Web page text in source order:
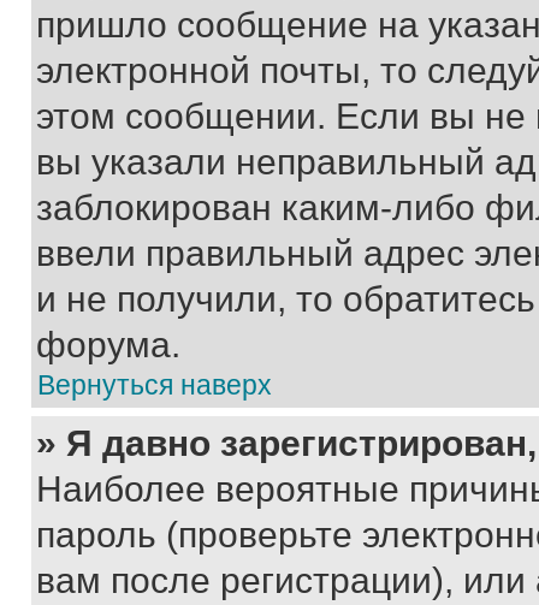
пришло сообщение на
электронной почты, то
этом сообщении. Если вы
вы указали неправильный
заблокирован каким-либо
ввели правильный адрес
и не получили, то
форума.
Вернуться наверх
» Я давно
Наиболее вероятные
пароль (проверьте
вам после регистрации),